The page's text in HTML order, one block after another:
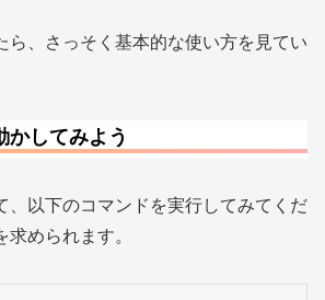
ら、さっそく基本的な使い方を見てい
かしてみよう
、以下のコマンドを実行してみてくだ
求められます。